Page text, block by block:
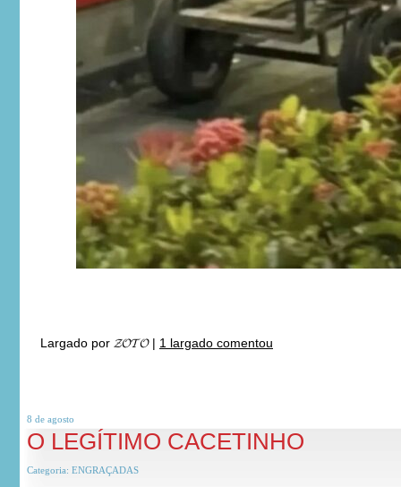
Largado por 𝓩𝓞𝓣𝓞| 1 largado comentou
8 de agosto
O LEGÍTIMO CACETINHO
Categoria: ENGRAÇADAS